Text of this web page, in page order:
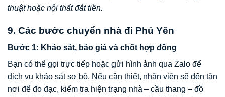
thuật hoặc nội thất đắt tiền.
9. Các bước chuyển nhà đi Phú Yên
Bước 1: Khảo sát, báo giá và chốt hợp đồng
Bạn có thể gọi trực tiếp hoặc gửi hình ảnh qua Zalo để
dịch vụ khảo sát sơ bộ. Nếu cần thiết, nhân viên sẽ đến tận
nơi để đo đạc, kiểm tra hiện trạng nhà – cầu thang – đồ